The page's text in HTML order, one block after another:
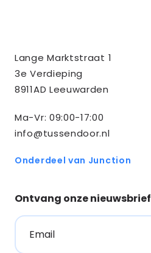
informatie
Lange Marktstraat 1
3e Verdieping
8911AD Leeuwarden
Ma-Vr: 09:00-17:00
info@tussendoor.nl
Onderdeel van Junction
Ontvang onze nieuwsbrief
Email